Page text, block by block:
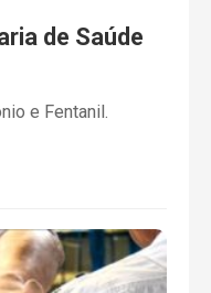
de Saúde
e Fentanil.